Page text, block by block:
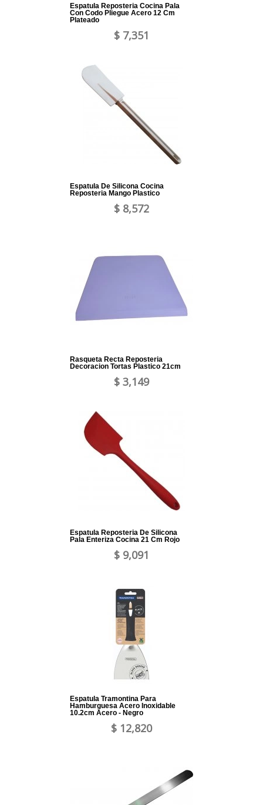
Espatula Reposteria Cocina Pala
Con Codo Pliegue Acero 12 Cm
Plateado
$ 7,351
Espatula De Silicona Cocina
Reposteria Mango Plastico
$ 8,572
Rasqueta Recta Reposteria
Decoracion Tortas Plastico 21cm
$ 3,149
Espatula Reposteria De Silicona
Pala Enteriza Cocina 21 Cm Rojo
$ 9,091
Espatula Tramontina Para
Hamburguesa Acero Inoxidable
10.2cm Acero - Negro
$ 12,820